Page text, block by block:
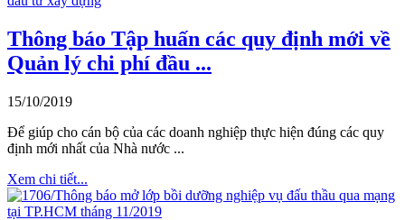
Thông báo Tập huấn các quy định mới về
Quản lý chi phí đầu ...
15/10/2019
Để giúp cho cán bộ của các doanh nghiệp thực hiện đúng các quy
định mới nhất của Nhà nước ...
Xem chi tiết...